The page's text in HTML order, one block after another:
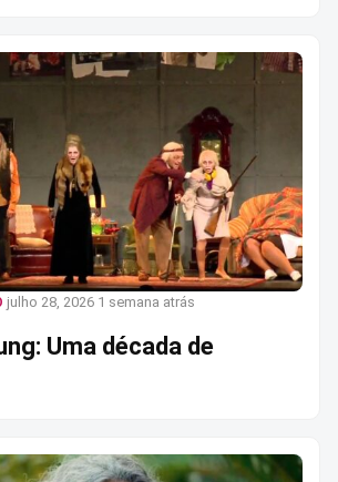
julho 28, 2026 1 semana atrás
Uma década de